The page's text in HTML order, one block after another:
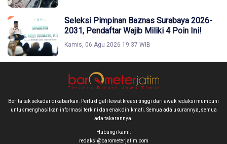
Seleksi Pimpinan Baznas Surabaya 2026-
2031, Pendaftar Wajib Miliki 4 Poin Ini!
Kamis, 06 Agu 2026 19:37 WIB
Berita tak sekadar dikabarkan. Perlu digali lewat kreasi tinggi dari awak redaksi mumpuni
untuk menghasilkan informasi terkini dan enak dinikmati. Semua ada ukurannya, semua
ada takarannya.
Hubungi kami:
redaksi@barometerjatim.com